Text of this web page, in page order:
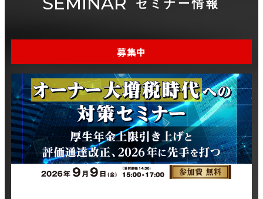
セミナー情報
募集中